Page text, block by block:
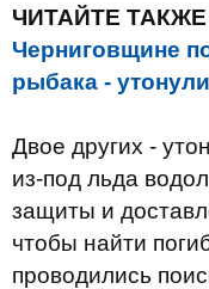
ЧИТАЙТЕ ТАКЖЕ
Черниговщине
рыбака -
Двое других -
из-под льда
защиты и
чтобы найти
проводились